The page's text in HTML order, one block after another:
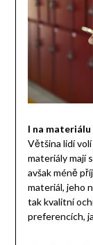
I na materiálu
Většina lidí
materiály mají
avšak méně
materiál, jeho
tak kvalitní
preferencích,